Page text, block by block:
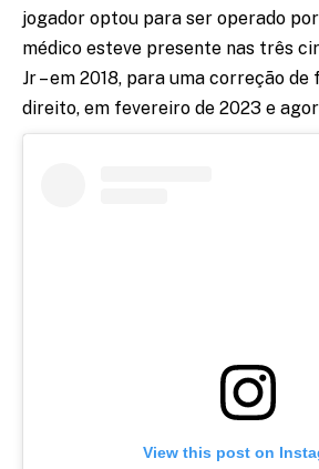
jogador optou para ser operado
médico esteve presente nas três
Jr – em 2018, para uma correção
direito, em fevereiro de 2023 e
View this post on